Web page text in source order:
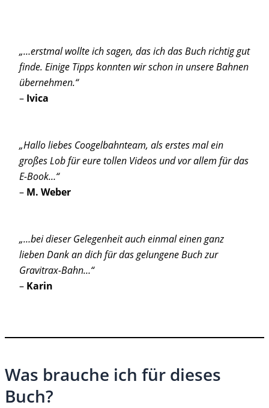
„…erstmal wollte ich sagen, das ich das Buch richtig gut
finde. Einige Tipps konnten wir schon in unsere Bahnen
übernehmen.“
– Ivica
„Hallo liebes Coogelbahnteam, als erstes mal ein
großes Lob für eure tollen Videos und vor allem für das
E-Book…“
– M. Weber
„…bei dieser Gelegenheit auch einmal einen ganz
lieben Dank an dich für das gelungene Buch zur
Gravitrax-Bahn…“
– Karin
Was brauche ich für dieses
Buch?